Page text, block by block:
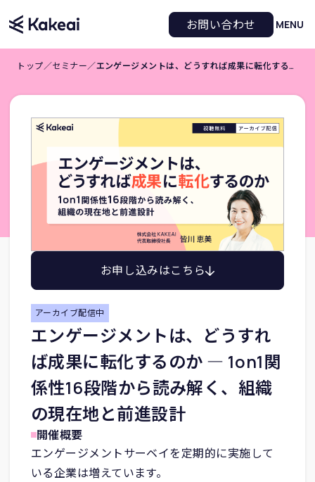
お問い合わせ MENU
トップ／セミナー／ エンゲージメントは、どうすれば成果に転化するのか ― 1on1関係性16段階から読み解く、組織の現在地と前進設計
お申し込みはこちら
アーカイブ配信中
エンゲージメントは、どうすれ
ば成果に転化するのか ― 1on1関
係性16段階から読み解く、組織
の現在地と前進設計
開催概要
エンゲージメントサーベイを定期的に実施して
いる企業は増えています。